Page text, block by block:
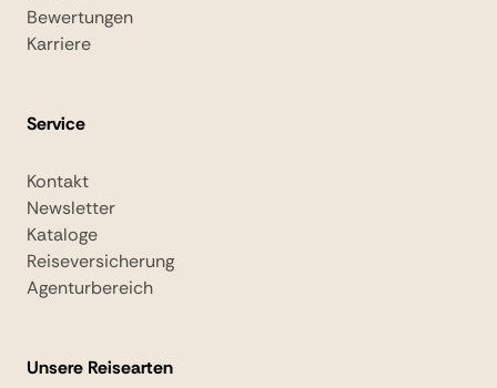
Bewertungen
Karriere
Service
Kontakt
Newsletter
Kataloge
Reiseversicherung
Agenturbereich
Unsere Reisearten